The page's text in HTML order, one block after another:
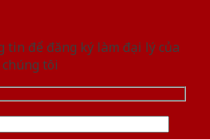
tin để đăng ký làm đại lý của
chúng tôi